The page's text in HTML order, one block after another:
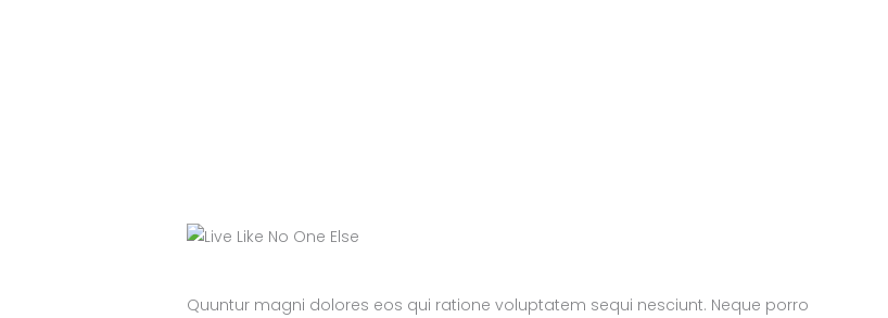
Quuntur magni dolores eos qui ratione voluptatem sequi nesciunt. Neque porro